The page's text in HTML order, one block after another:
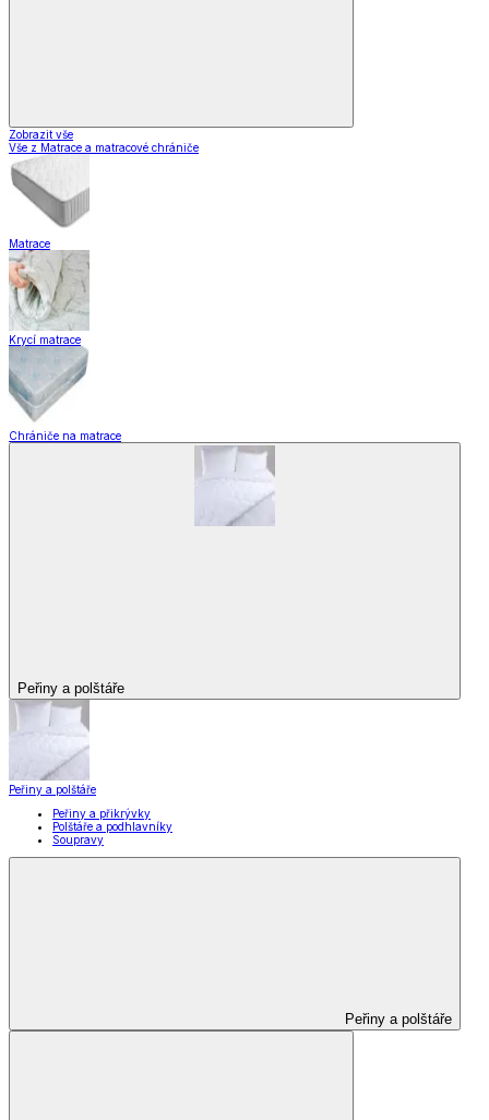
Zobrazit vše
Vše z Matrace a matracové chrániče
Matrace
Krycí matrace
Chrániče na matrace
Peřiny a polštáře
Peřiny a polštáře
Peřiny a přikrývky
Polštáře a podhlavníky
Soupravy
Peřiny a polštáře